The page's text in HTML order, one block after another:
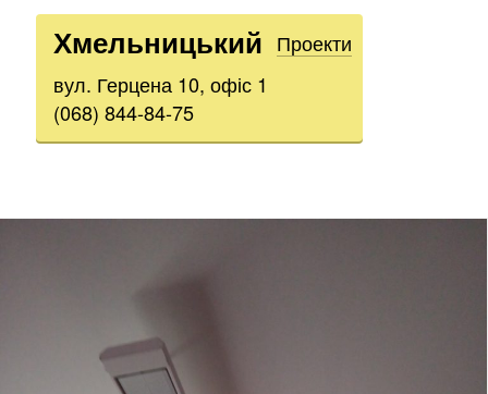
Хмельницький Проекти
вул. Герцена 10, офіс 1
(068) 844-84-75